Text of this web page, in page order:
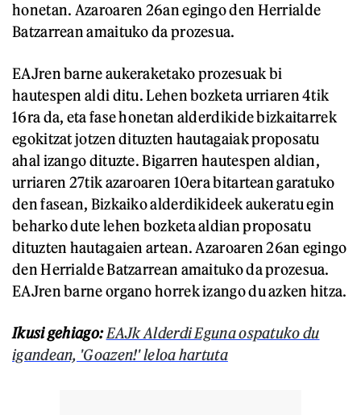
honetan. Azaroaren 26an egingo den Herrialde
Batzarrean amaituko da prozesua.
EAJren barne aukeraketako prozesuak bi
hautespen aldi ditu. Lehen bozketa urriaren 4tik
16ra da, eta fase honetan alderdikide bizkaitarrek
egokitzat jotzen dituzten hautagaiak proposatu
ahal izango dituzte. Bigarren hautespen aldian,
urriaren 27tik azaroaren 10era bitartean garatuko
den fasean, Bizkaiko alderdikideek aukeratu egin
beharko dute lehen bozketa aldian proposatu
dituzten hautagaien artean. Azaroaren 26an egingo
den Herrialde Batzarrean amaituko da prozesua.
EAJren barne organo horrek izango du azken hitza.
Ikusi gehiago: EAJk Alderdi Eguna ospatuko du
igandean, 'Goazen!' leloa hartuta